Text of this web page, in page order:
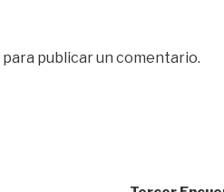
para publicar un comentario.